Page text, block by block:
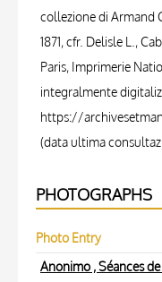
collezione di Armand
1871, cfr. Delisle L.,
Paris, Imprimerie
integralmente
https://
(data ultima
PHOTOGRAPHS
Photo Entry
Anonimo , Séances